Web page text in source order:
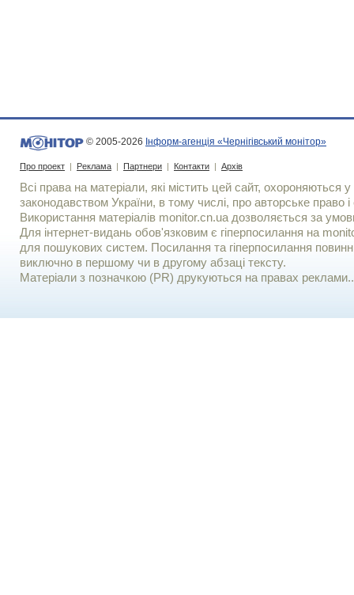
© 2005-2026 Інформ-агенція «Чернігівський монітор»
Про проект | Реклама | Партнери | Контакти | Архів
Всі права на матеріали, які містить цей сайт, охороняються у
законодавством України, в тому числі, про авторське право і
Використання матерiалiв monitor.cn.ua дозволяється за
Для iнтернет-видань обов'язковим є гiперпосилання на
для пошукових систем. Посилання та гіперпосилання
виключно в першому чи в другому абзаці тексту.
Матеріали з позначкою (PR) друкуються на правах реклами..